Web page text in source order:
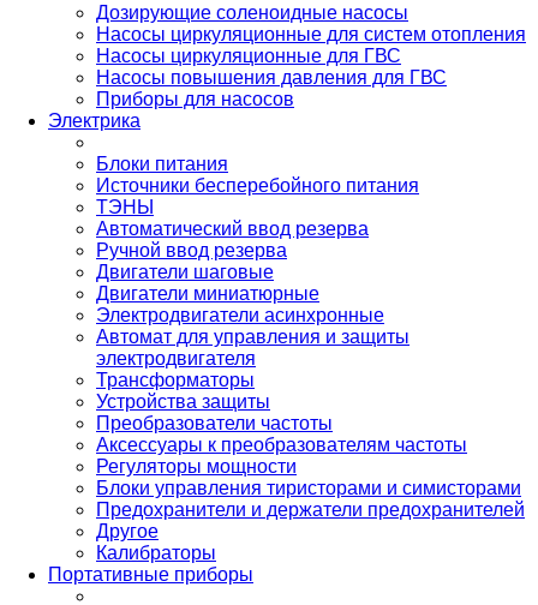
Дозирующие соленоидные насосы
Насосы циркуляционные для систем отопления
Насосы циркуляционные для ГВС
Насосы повышения давления для ГВС
Приборы для насосов
Электрика
Блоки питания
Источники бесперебойного питания
ТЭНЫ
Автоматический ввод резерва
Ручной ввод резерва
Двигатели шаговые
Двигатели миниатюрные
Электродвигатели асинхронные
Автомат для управления и защиты
электродвигателя
Трансформаторы
Устройства защиты
Преобразователи частоты
Аксессуары к преобразователям частоты
Регуляторы мощности
Блоки управления тиристорами и симисторами
Предохранители и держатели предохранителей
Другое
Калибраторы
Портативные приборы